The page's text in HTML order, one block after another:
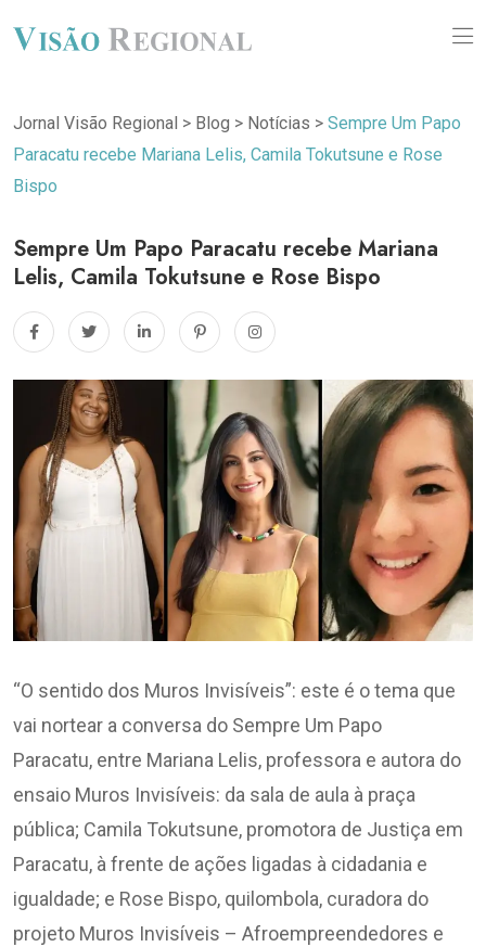
Jornal Visão Regional > Blog > Notícias > Sempre Um Papo
Paracatu recebe Mariana Lelis, Camila Tokutsune e Rose
Bispo
Sempre Um Papo Paracatu recebe Mariana
Lelis, Camila Tokutsune e Rose Bispo
“O sentido dos Muros Invisíveis”: este é o tema que
vai nortear a conversa do Sempre Um Papo
Paracatu, entre Mariana Lelis, professora e autora do
ensaio Muros Invisíveis: da sala de aula à praça
pública; Camila Tokutsune, promotora de Justiça em
Paracatu, à frente de ações ligadas à cidadania e
igualdade; e Rose Bispo, quilombola, curadora do
projeto Muros Invisíveis – Afroempreendedores e